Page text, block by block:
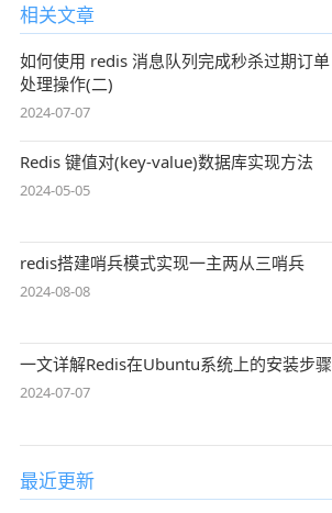
相关文章
如何使用 redis 消息队列完成秒杀过期订单
处理操作(二)
2024-07-07
Redis 键值对(key-value)数据库实现方法
2024-05-05
redis搭建哨兵模式实现一主两从三哨兵
2024-08-08
一文详解Redis在Ubuntu系统上的安装步骤
2024-07-07
最近更新